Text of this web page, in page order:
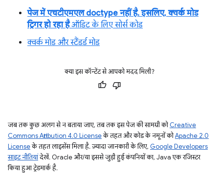
पेज में एचटीएमएल doctype नहीं है. इसलिए, क्वर्क मोड
ट्रिगर हो रहा हैऑडिट के लिए सोर्स कोड
क्वर्क मोड और स्टैंडर्ड मोड
क्या इस कॉन्टेंट से आपको मदद मिली?
जब तक कुछ अलग से न बताया जाए, तब तक इस पेज की सामग्री कोCreative
Commons Attribution 4.0 Licenseके तहत और कोड के नमूनों कोApache 2.0
Licenseके तहत लाइसेंस मिला है. ज़्यादा जानकारी के लिए, Google Developers
साइट नीतियांदेखें. Oracle और/या इससे जुड़ी हुई कंपनियों का, Java एक रजिस्टर
किया हुआ ट्रेडमार्क है.